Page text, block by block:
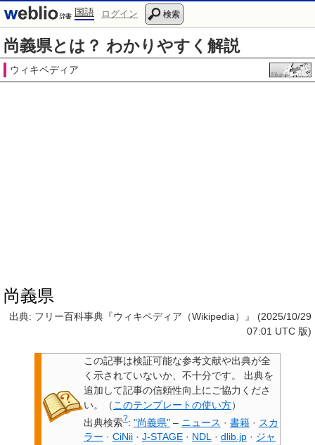
国語 ログイン 検索
尚義県とは？ わかりやすく解説
ウィキペディア
尚義県
出典: フリー百科事典『ウィキペディア（Wikipedia）』 (2025/10/29
07:01 UTC 版)
この記事は検証可能な参考文献や出典が全
く示されていないか、不十分です。
出典を
追加して記事の信頼性向上にご協力くださ
い。
（ このテンプレートの使い方）
出典検索?: "尚義県"– ニュース · 書籍 · スカ
ラー · CiNii · J-STAGE · NDL · dlib.jp · ジャ